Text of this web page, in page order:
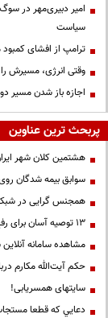
امیر دبیری‌مهر در
سیاست
ترامپ از افشای
وقتی انرژی، مسیرش
اجازه باز شدن مسیر
پربحث ترین عناوین
هشتمین کلان شهر
سوابق بیمه شدگان
همجنس گرایی در
13 توصیه آسان برای رفع بوی بد دهان
مشاهده سامانه
حكم آيت‌الله مكارم
سایتهای همسریابی!
دعايي كه قطعا